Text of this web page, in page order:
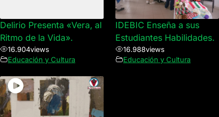
Delirio Presenta «Vera, al
Ritmo de la Vida».
16.904views
Educación y Cultura
IDEBIC Enseña a sus
Estudiantes Habilidades.
16.988views
Educación y Cultura